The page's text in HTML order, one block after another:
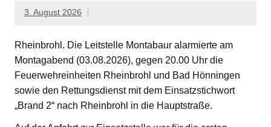
3. August 2026
Rheinbrohl. Die Leitstelle Montabaur alarmierte am
Montagabend (03.08.2026), gegen 20.00 Uhr die
Feuerwehreinheiten Rheinbrohl und Bad Hönningen
sowie den Rettungsdienst mit dem Einsatzstichwort
„Brand 2“ nach Rheinbrohl in die Hauptstraße.